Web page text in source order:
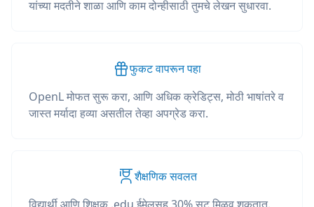
यांच्या मदतीने शाळा आणि काम दोन्हीसाठी तुमचे लेखन सुधारवा.
फुकट वापरून पहा
OpenL मोफत सुरू करा, आणि अधिक क्रेडिट्स, मोठी भाषांतरे व
जास्त मर्यादा हव्या असतील तेव्हा अपग्रेड करा.
शैक्षणिक सवलत